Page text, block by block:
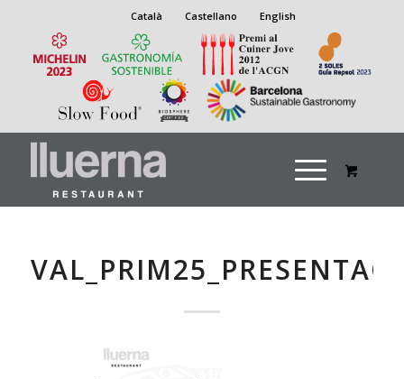
Català Castellano English